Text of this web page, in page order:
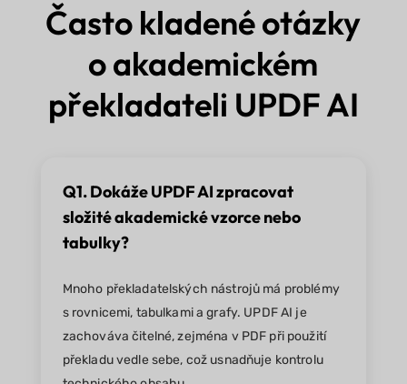
Často kladené otázky
o akademickém
překladateli UPDF AI
Q1. Dokáže UPDF AI zpracovat
složité akademické vzorce nebo
tabulky?
Mnoho překladatelských nástrojů má problémy
s rovnicemi, tabulkami a grafy. UPDF AI je
zachováva čitelné, zejména v PDF při použití
překladu vedle sebe, což usnadňuje kontrolu